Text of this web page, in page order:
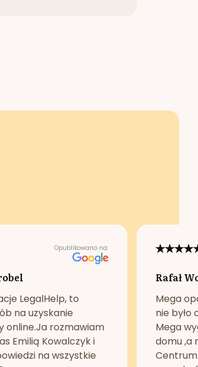
Opublikowano na:
LegalHelp, to
na uzyskanie
online.Ja rozmawiam
Emilią Kowalczyk i
na wszystkie
Rafał
Mega
nie było
Mega
domu ,a